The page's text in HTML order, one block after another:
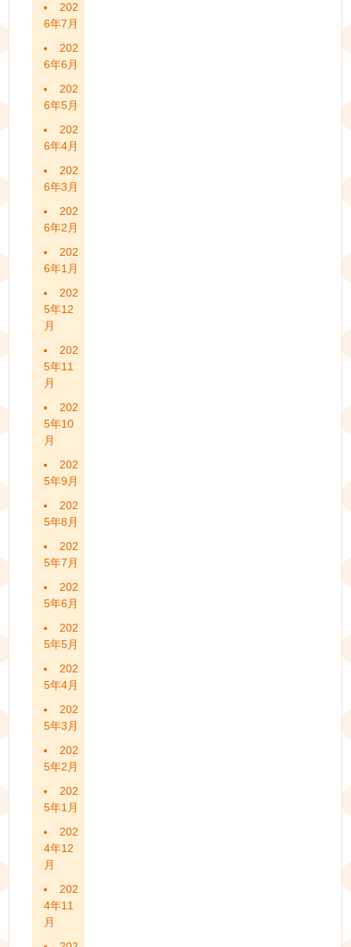
202
6年7月
202
6年6月
202
6年5月
202
6年4月
202
6年3月
202
6年2月
202
6年1月
202
5年12
月
202
5年11
月
202
5年10
月
202
5年9月
202
5年8月
202
5年7月
202
5年6月
202
5年5月
202
5年4月
202
5年3月
202
5年2月
202
5年1月
202
4年12
月
202
4年11
月